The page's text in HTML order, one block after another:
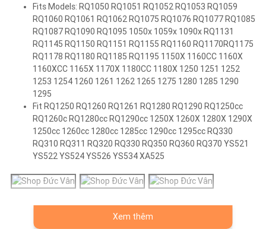
Fits Models: RQ1050 RQ1051 RQ1052 RQ1053 RQ1059
RQ1060 RQ1061 RQ1062 RQ1075 RQ1076 RQ1077 RQ1085
RQ1087 RQ1090 RQ1095 1050x 1059x 1090x RQ1131
RQ1145 RQ1150 RQ1151 RQ1155 RQ1160 RQ1170RQ1175
RQ1178 RQ1180 RQ1185 RQ1195 1150X 1160CC 1160X
1160XCC 1165X 1170X 1180CC 1180X 1250 1251 1252
1253 1254 1260 1261 1262 1265 1275 1280 1285 1290
1295
Fit RQ1250 RQ1260 RQ1261 RQ1280 RQ1290 RQ1250cc
RQ1260c RQ1280cc RQ1290cc 1250X 1260X 1280X 1290X
1250cc 1260cc 1280cc 1285cc 1290cc 1295cc RQ330
RQ310 RQ311 RQ320 RQ330 RQ350 RQ360 RQ370 YS521
YS522 YS524 YS526 YS534 XA525
Xem thêm